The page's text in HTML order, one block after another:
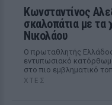
Κωνσταντίνος
σκαλοπάτια με τα
Νικολάου
Ο πρωταθλητής
εντυπωσιακό
στο πιο εμβληματικό
ΧΤΕΣ